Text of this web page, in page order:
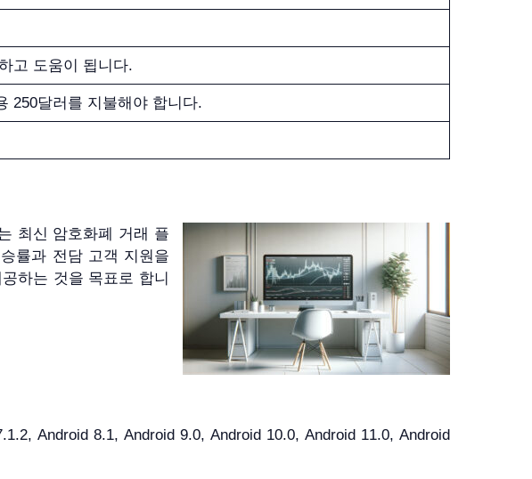
고 도움이 됩니다.
250달러를 지불해야 합니다.
최신 암호화폐 거래 플
률과 전담 고객 지원을
하는 것을 목표로 합니
Android 8.1, Android 9.0, Android 10.0, Android 11.0, Android